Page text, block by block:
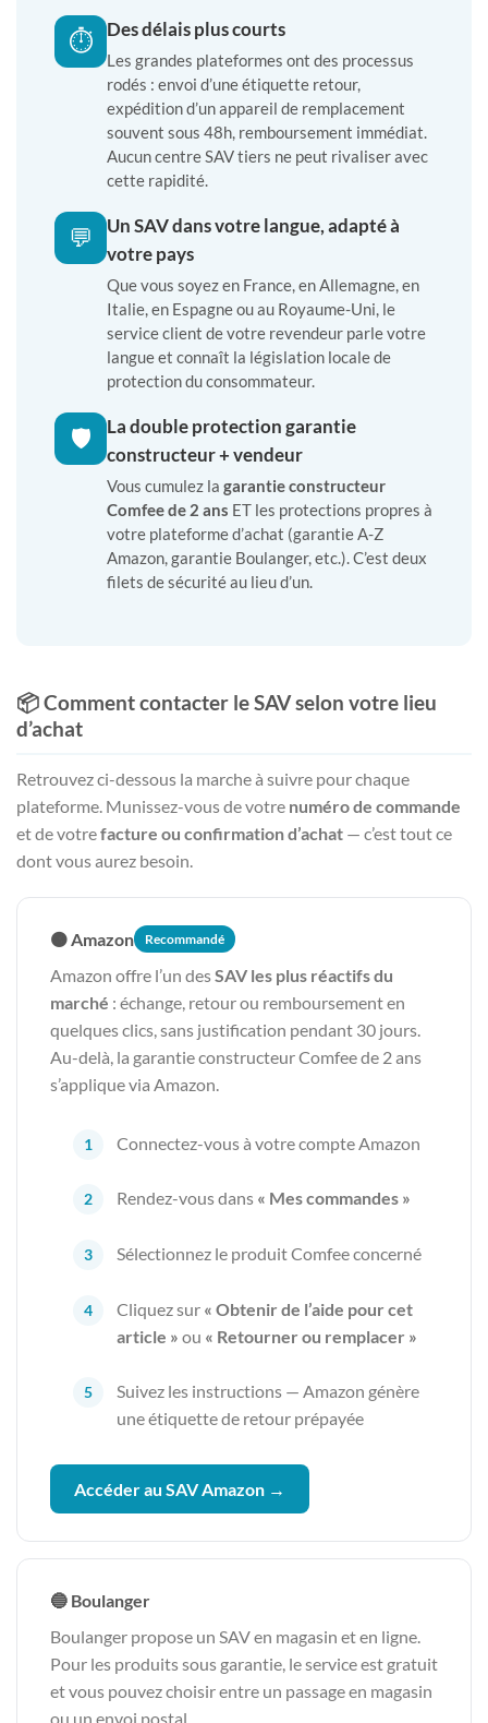
⏱️ Des délais plus courts
Les grandes plateformes ont des processus
rodés : envoi d’une étiquette retour,
expédition d’un appareil de remplacement
souvent sous 48h, remboursement immédiat.
Aucun centre SAV tiers ne peut rivaliser avec
cette rapidité.
💬
Un SAV dans votre langue, adapté à
votre pays
Que vous soyez en France, en Allemagne, en
Italie, en Espagne ou au Royaume-Uni, le
service client de votre revendeur parle votre
langue et connaît la législation locale de
protection du consommateur.
🛡️
La double protection garantie
constructeur + vendeur
Vous cumulez la garantie constructeur
Comfee de 2 ans ET les protections propres à
votre plateforme d’achat (garantie A-Z
Amazon, garantie Boulanger, etc.). C’est deux
filets de sécurité au lieu d’un.
📦 Comment contacter le SAV selon votre lieu
d’achat
Retrouvez ci-dessous la marche à suivre pour chaque
plateforme. Munissez-vous de votre numéro de commande
et de votrefacture ou confirmation d’achat — c’est tout ce
dont vous aurez besoin.
🟠 Amazon Recommandé
Amazon offre l’un desSAV les plus réactifs du
marché : échange, retour ou remboursement en
quelques clics, sans justification pendant 30 jours.
Au-delà, la garantie constructeur Comfee de 2 ans
s’applique via Amazon.
Connectez-vous à votre compte Amazon
Rendez-vous dans « Mes commandes »
Sélectionnez le produit Comfee concerné
Cliquez sur « Obtenir de l’aide pour cet
article » ou « Retourner ou remplacer »
Suivez les instructions — Amazon génère
une étiquette de retour prépayée
Accéder au SAV Amazon →
🔵 Boulanger
Boulanger propose un SAV en magasin et en ligne.
Pour les produits sous garantie, le service est gratuit
et vous pouvez choisir entre un passage en magasin
ou un envoi postal.